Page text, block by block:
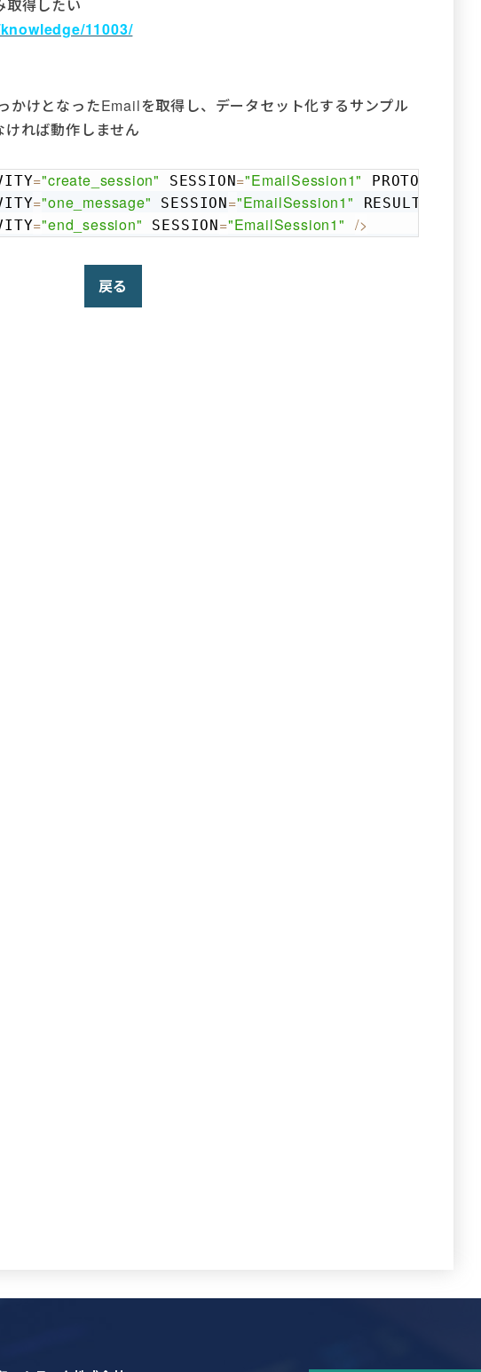
得したい
11003/
かけとなったEmailを取得し、データセット化するサンプル
れば動作しません
="create_session" SESSION ="EmailSession1" PROTOCOLTYPE
="one_message" SESSION ="EmailSession1" RESULTDATASET
="end_session" SESSION ="EmailSession1" />
Copy
戻る